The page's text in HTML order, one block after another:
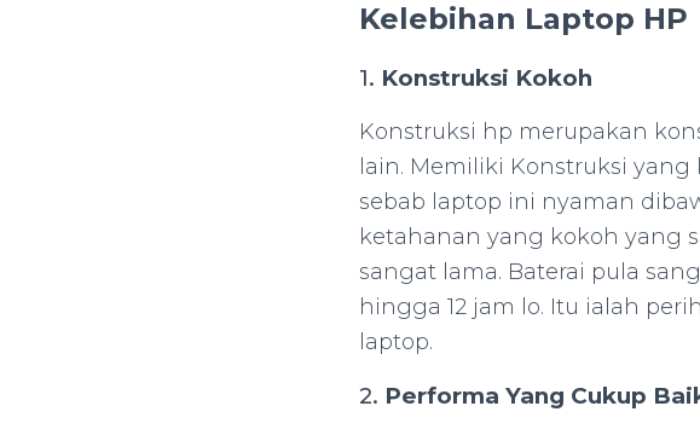
Kelebihan Laptop HP
1. Konstruksi Kokoh
Konstruksi hp merupakan
lain. Memiliki Konstruksi
sebab laptop ini nyaman
ketahanan yang kokoh yang
sangat lama. Baterai pula
hingga 12 jam lo. Itu ialah
laptop.
2. Performa Yang Cukup